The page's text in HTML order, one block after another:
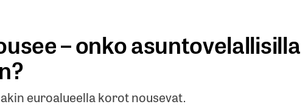
– onko asuntovelallisilla
euroalueella korot nousevat.